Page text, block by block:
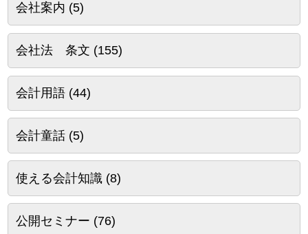
会社案内 (5)
会社法 条文 (155)
会計用語(44)
会計童話(5)
使える会計知識(8)
公開セミナー (76)